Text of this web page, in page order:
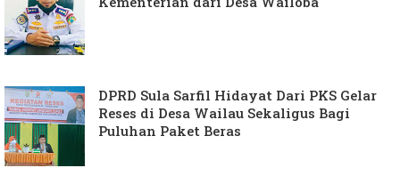
DPRD Sula Sarfil Hidayat Dari PKS Gelar
Reses di Desa Wailau Sekaligus Bagi
Puluhan Paket Beras